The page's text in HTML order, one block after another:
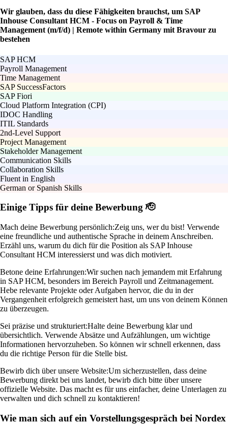
Wir glauben, dass du diese Fähigkeiten brauchst, um SAP
Inhouse Consultant HCM - Focus on Payroll & Time
Management (m/f/d) | Remote within Germany mit Bravour zu
bestehen
SAP HCM
Payroll Management
Time Management
SAP SuccessFactors
SAP Fiori
Cloud Platform Integration (CPI)
IDOC Handling
ITIL Standards
2nd-Level Support
Project Management
Stakeholder Management
Communication Skills
Collaboration Skills
Fluent in English
German or Spanish Skills
Einige Tipps für deine Bewerbung 🫡
Mach deine Bewerbung persönlich:Zeig uns, wer du bist! Verwende
eine freundliche und authentische Sprache in deinem Anschreiben.
Erzähl uns, warum du dich für die Position als SAP Inhouse
Consultant HCM interessierst und was dich motiviert.
Betone deine Erfahrungen:Wir suchen nach jemandem mit Erfahrung
in SAP HCM, besonders im Bereich Payroll und Zeitmanagement.
Hebe relevante Projekte oder Aufgaben hervor, die du in der
Vergangenheit erfolgreich gemeistert hast, um uns von deinem Können
zu überzeugen.
Sei präzise und strukturiert:Halte deine Bewerbung klar und
übersichtlich. Verwende Absätze und Aufzählungen, um wichtige
Informationen hervorzuheben. So können wir schnell erkennen, dass
du die richtige Person für die Stelle bist.
Bewirb dich über unsere Website:Um sicherzustellen, dass deine
Bewerbung direkt bei uns landet, bewirb dich bitte über unsere
offizielle Website. Das macht es für uns einfacher, deine Unterlagen zu
verwalten und dich schnell zu kontaktieren!
Wie man sich auf ein Vorstellungsgespräch bei Nordex